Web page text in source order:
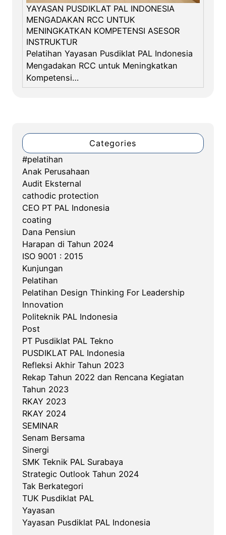
u
n
j
u
k
g
i
g
YAYASAN PUSDIKLAT PAL INDONESIA
MENGADAKAN RCC UNTUK
MENINGKATKAN KOMPETENSI ASESOR
INSTRUKTUR
Pelatihan Yayasan Pusdiklat PAL Indonesia
Mengadakan RCC untuk Meningkatkan
Kompetensi…
Categories
#pelatihan
Anak Perusahaan
Audit Eksternal
cathodic protection
CEO PT PAL Indonesia
coating
Dana Pensiun
Harapan di Tahun 2024
ISO 9001 : 2015
Kunjungan
Pelatihan
Pelatihan Design Thinking For Leadership
Innovation
Politeknik PAL Indonesia
Post
PT Pusdiklat PAL Tekno
PUSDIKLAT PAL Indonesia
Refleksi Akhir Tahun 2023
Rekap Tahun 2022 dan Rencana Kegiatan
Tahun 2023
RKAY 2023
RKAY 2024
SEMINAR
Senam Bersama
Sinergi
SMK Teknik PAL Surabaya
Strategic Outlook Tahun 2024
Tak Berkategori
TUK Pusdiklat PAL
Yayasan
Yayasan Pusdiklat PAL Indonesia